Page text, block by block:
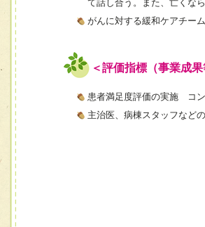
て話し合う。また、亡くな
がんに対する緩和ケアチー
＜評価指標（事業成
患者満足度評価の実施 コ
主治医、病棟スタッフなど